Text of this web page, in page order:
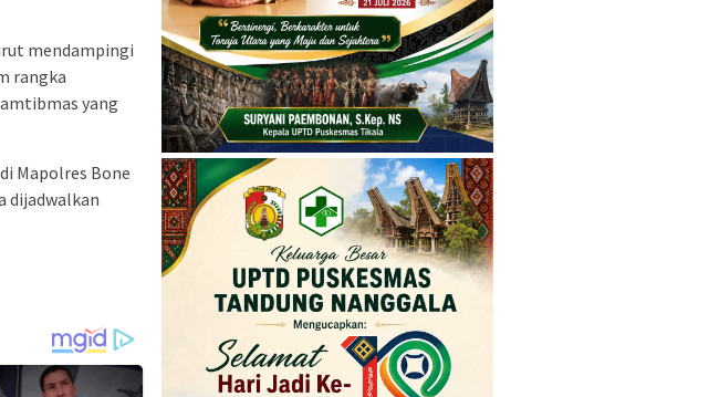
mendampingi
rangka
yang
Mapolres Bone
dijadwalkan